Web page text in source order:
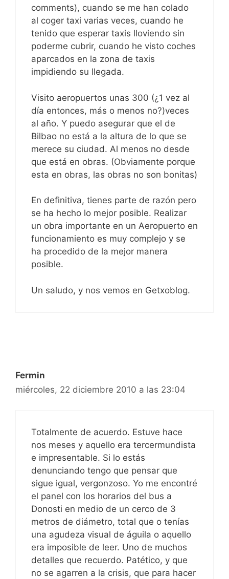
comments), cuando se me han colado
al coger taxi varias veces, cuando he
tenido que esperar taxis lloviendo sin
poderme cubrir, cuando he visto coches
aparcados en la zona de taxis
impidiendo su llegada.
Visito aeropuertos unas 300 (¿1 vez al
día entonces, más o menos no?)veces
al año. Y puedo asegurar que el de
Bilbao no está a la altura de lo que se
merece su ciudad. Al menos no desde
que está en obras. (Obviamente porque
esta en obras, las obras no son bonitas)
En definitiva, tienes parte de razón pero
se ha hecho lo mejor posible. Realizar
un obra importante en un Aeropuerto en
funcionamiento es muy complejo y se
ha procedido de la mejor manera
posible.
Un saludo, y nos vemos en Getxoblog.
Fermin
miércoles, 22 diciembre 2010 a las 23:04
Totalmente de acuerdo. Estuve hace
nos meses y aquello era tercermundista
e impresentable. Si lo estás
denunciando tengo que pensar que
sigue igual, vergonzoso. Yo me encontré
el panel con los horarios del bus a
Donosti en medio de un cerco de 3
metros de diámetro, total que o tenías
una agudeza visual de águila o aquello
era imposible de leer. Uno de muchos
detalles que recuerdo. Patético, y que
no se agarren a la crisis, que para hacer